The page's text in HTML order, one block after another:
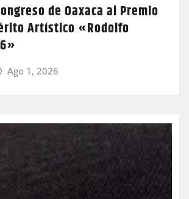
de Oaxaca al Premio
Artístico «Rodolfo
Ago 1, 2026